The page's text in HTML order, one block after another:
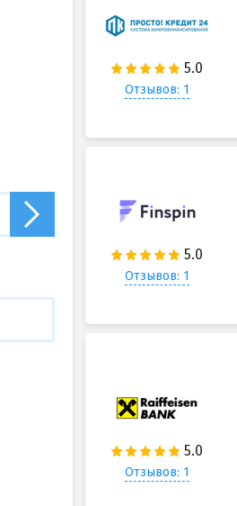
Отзывов: 1
Отзывов: 1
Отзывов: 1